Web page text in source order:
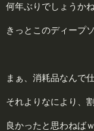
何年ぶりでしょうか
きっとこのディープ
まぁ、消耗品なんで
それよりなにより、
良かったと思わねば